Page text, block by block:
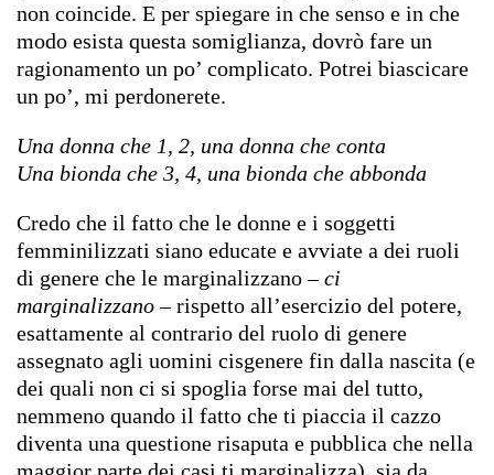
non coincide. E per spiegare in che senso e in che
modo esista questa somiglianza, dovrò fare un
ragionamento un po’ complicato. Potrei biascicare
un po’, mi perdonerete.
Una donna che 1, 2, una donna che conta
Una bionda che 3, 4, una bionda che abbonda
Credo che il fatto che le donne e i soggetti
femminilizzati siano educate e avviate a dei ruoli
di genere che le marginalizzano –ci
marginalizzano– rispetto all’esercizio del potere,
esattamente al contrario del ruolo di genere
assegnato agli uomini cisgenere fin dalla nascita (e
dei quali non ci si spoglia forse mai del tutto,
nemmeno quando il fatto che ti piaccia il cazzo
diventa una questione risaputa e pubblica che nella